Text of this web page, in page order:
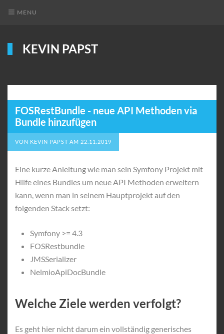
MENU
KEVIN PAPST
FOSRestBundle - neue API Methoden via
Bundle hinzufügen
VON KEVIN PAPST AM 22.11.2019
Eine kurze Anleitung wie man sein Symfony Projekt mit
Hilfe eines Bundles um neue API Methoden erweitern
kann, wenn man in seinem Hauptprojekt auf den
folgenden Stack setzt:
Symfony >= 4.3
FOSRestbundle
JMSSerializer
NelmioApiDocBundle
Welche Ziele werden verfolgt?
Es geht hier nicht darum ein vollständig generisches